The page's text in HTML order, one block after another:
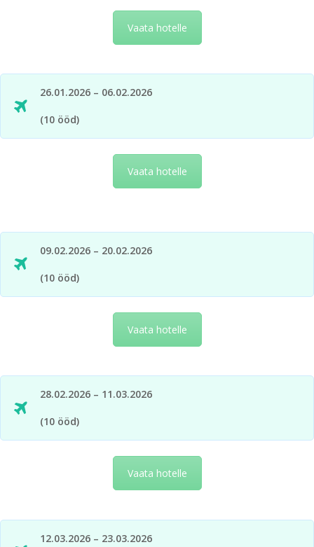
Vaata hotelle
26.01.2026 – 06.02.2026
(10 ööd)
Vaata hotelle
09.02.2026 – 20.02.2026
(10 ööd)
Vaata hotelle
28.02.2026 – 11.03.2026
(10 ööd)
Vaata hotelle
12.03.2026 – 23.03.2026